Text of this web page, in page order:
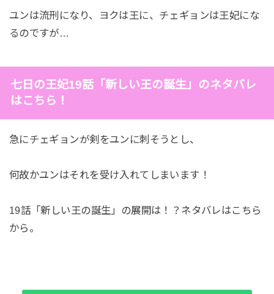
ユンは流刑になり、ヨクは王に、チェギョンは王妃にな
るのですが…
七日の王妃19話「新しい王の誕生」のネタバレ
はこちら！
急にチェギョンが剣をユンに刺そうとし、
何故かユンはそれを受け入れてしまいます！
19話「新しい王の誕生」の展開は！？ネタバレはこちら
から。